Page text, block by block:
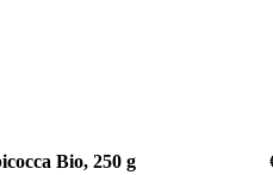
Bio, 250 g